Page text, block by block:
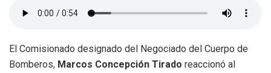
El Comisionado designado del Negociado del Cuerpo de
Bomberos, Marcos Concepción Tirado reaccionó al